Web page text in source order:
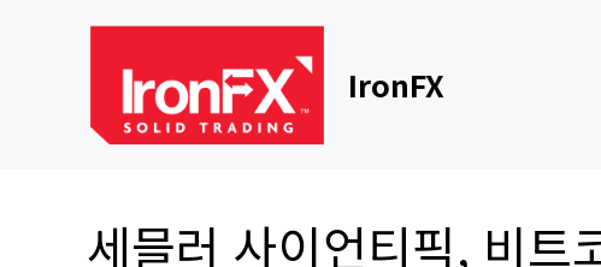
IronFX
세믈러 사이언티픽, 비트